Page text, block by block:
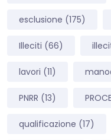
esclusione (175)
Illeciti (66)
lavori (11)
PNRR (13)
qualificazione (17)